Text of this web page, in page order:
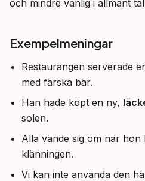
och mindre vanlig i allmänt
Exempelmeningar
Restaurangen serverade
med färska bär.
Han hade köpt en ny,
solen.
Alla vände sig om när hon
klänningen.
Vi kan inte använda den